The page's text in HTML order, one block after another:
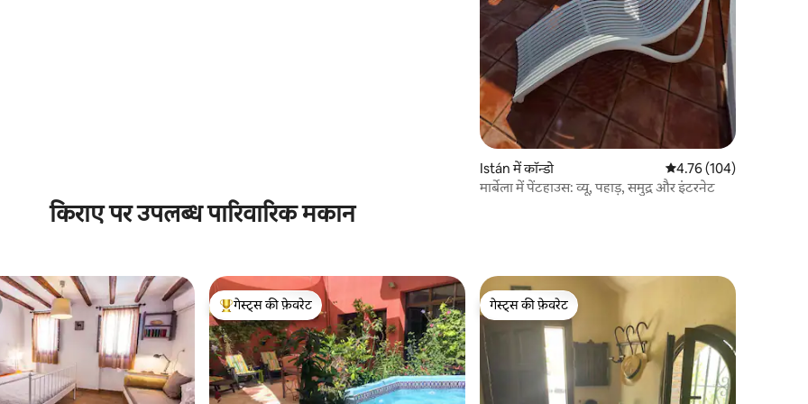
Istán में कॉन्डो औसत रेटिंग 5 में से 4.76,
4.76 (104)
मार्बेला में पेंटहाउस: व्यू, पहाड़, समुद्र और इंटरनेट
किराए पर उपलब्ध पारिवारिक मकान
गेस्ट्स का टॉप फ़ेवरेट
गेस्ट्स की फ़ेवरेट
गेस्ट्स की फ़ेवरेट
गेस्ट्स की फ़ेवरेट